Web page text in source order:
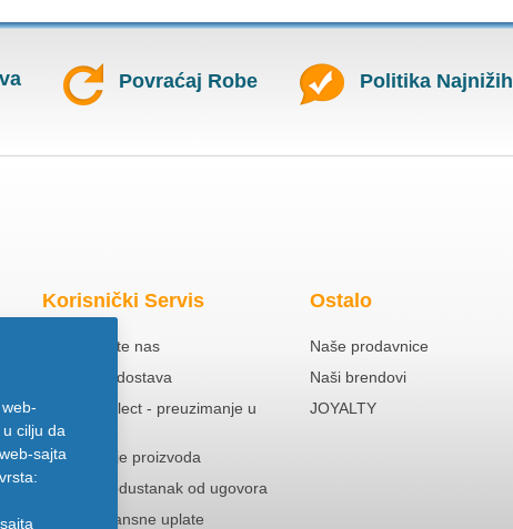
Povraćaj Robe Politika
Korisnički Servis
Kontaktirajte nas
Besplatna dostava
Click & Collect - preuzimanje u
prodavnici
Reklamacije proizvoda
Pravo na odustanak od ugovora
Politika Avansne uplate
Ostalo
Naše prodavnice
Naši brendovi
JOYALTY
cilju da
sajta